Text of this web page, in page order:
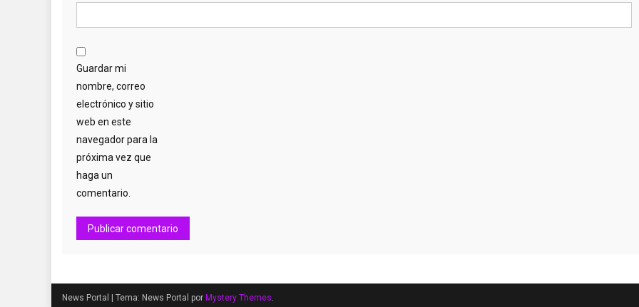
Guardar mi
nombre, correo
electrónico y sitio
web en este
navegador para la
próxima vez que
haga un
comentario.
News Portal Tema: News Portal por Mystery Themes.